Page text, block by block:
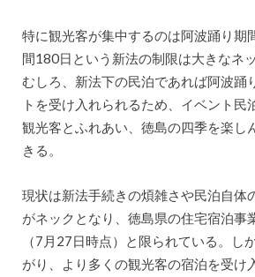
特に観光客が集中するのは阿波踊り期
間180日という新法の制限は大きなネ
むしろ、新法下の民泊であれば阿波踊
トを受け入れられるため、イベント民
観光客とふれあい、徳島の四季を楽し
きる。
現状は新法手続きの煩雑さや民泊自体
がネックとなり、徳島県の住宅宿泊事
（7月27日時点）と限られている。し
がり、より多くの観光客の宿泊を受け